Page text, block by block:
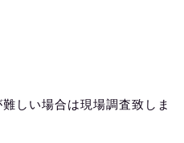
しい場合は現場調査致しま